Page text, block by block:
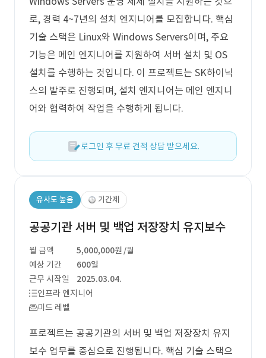
로, 경력 4~7년의 설치 엔지니어를 모집합니다. 핵심
기술 스택은 Linux와 Windows Servers이며, 주요
기능은 메인 엔지니어를 지원하여 서버 설치 및 OS
설치를 수행하는 것입니다. 이 프로젝트는 SK하이닉
스의 발주로 진행되며, 설치 엔지니어는 메인 엔지니
어와 협력하여 작업을 수행하게 됩니다.
로그인 후 무료 견적 상담 받으세요.
유사도 높음 기간제
공공기관 서버 및 백업 저장장치 유지보수
월 금액 5,000,000원 /월
예상 기간
600일
근무 시작일
2025.03.04.
인프라 엔지니어
미드 레벨
프로젝트는 공공기관의 서버 및 백업 저장장치 유지
보수 업무를 중심으로 진행됩니다. 핵심 기술 스택으